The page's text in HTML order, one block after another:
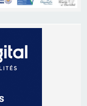
à Cruculi le